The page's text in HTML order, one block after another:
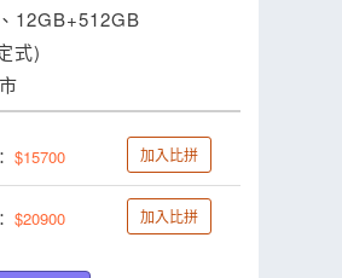
12GB+512GB
式)
$15700 加入比拼
$20900 加入比拼